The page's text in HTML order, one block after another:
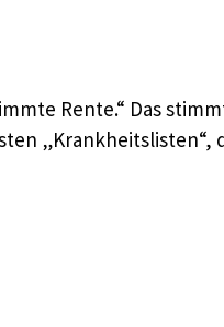
Rente.“ Das
„Krankheitslisten“,